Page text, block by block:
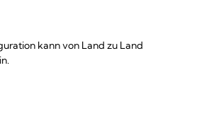
kann von Land zu Land